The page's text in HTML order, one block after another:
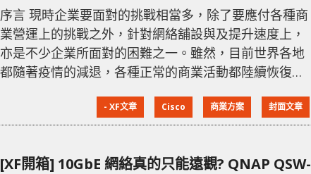
Access Points
序言 現時企業要面對的挑戰相當多，除了要應付各種商
業營運上的挑戰之外，針對網絡舖設與及提升速度上，
亦是不少企業所面對的困難之一。雖然，目前世界各地
都隨著疫情的減退，各種正常的商業活動都陸續恢復，
升級整個網絡，以應付未來商業上的實際應用。Cisco
最新推出的 Catalyst 9136 系列，能夠讓企業輕鬆升級
功耗的優點。 支援 Wi-Fi 6E 新標準 隨著現時支
- XF文章 Cisco 商業方案 封面文章
[XF開箱] 10GbE 網絡真的只能遠觀? QNAP QSW-